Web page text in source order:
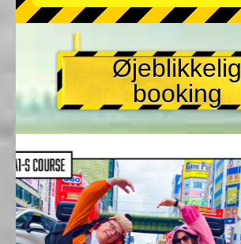
Øjeblikkelig
booking